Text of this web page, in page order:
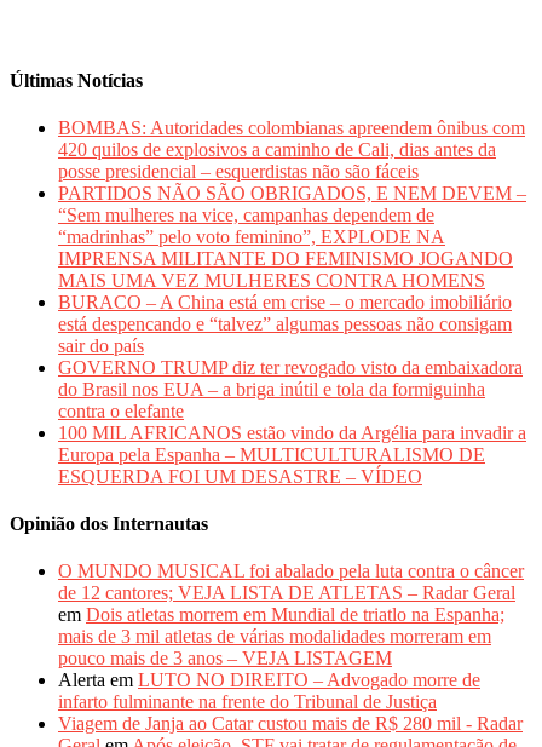
Últimas Notícias
BOMBAS: Autoridades colombianas apreendem ônibus com
420 quilos de explosivos a caminho de Cali, dias antes da
posse presidencial – esquerdistas não são fáceis
PARTIDOS NÃO SÃO OBRIGADOS, E NEM DEVEM –
“Sem mulheres na vice, campanhas dependem de
“madrinhas” pelo voto feminino”, EXPLODE NA
IMPRENSA MILITANTE DO FEMINISMO JOGANDO
MAIS UMA VEZ MULHERES CONTRA HOMENS
BURACO – A China está em crise – o mercado imobiliário
está despencando e “talvez” algumas pessoas não consigam
sair do país
GOVERNO TRUMP diz ter revogado visto da embaixadora
do Brasil nos EUA – a briga inútil e tola da formiguinha
contra o elefante
100 MIL AFRICANOS estão vindo da Argélia para invadir a
Europa pela Espanha – MULTICULTURALISMO DE
ESQUERDA FOI UM DESASTRE – VÍDEO
Opinião dos Internautas
O MUNDO MUSICAL foi abalado pela luta contra o câncer
de 12 cantores; VEJA LISTA DE ATLETAS – Radar Geral
em Dois atletas morrem em Mundial de triatlo na Espanha;
mais de 3 mil atletas de várias modalidades morreram em
pouco mais de 3 anos – VEJA LISTAGEM
Alerta em LUTO NO DIREITO – Advogado morre de
infarto fulminante na frente do Tribunal de Justiça
Viagem de Janja ao Catar custou mais de R$ 280 mil - Radar